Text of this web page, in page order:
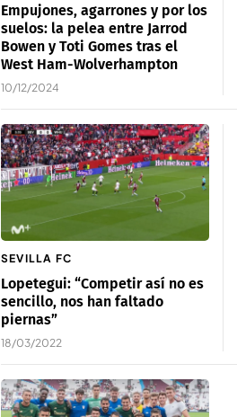
Empujones, agarrones y por los
suelos: la pelea entre Jarrod
Bowen y Toti Gomes tras el
West Ham-Wolverhampton
10/12/2024
SEVILLA FC
Lopetegui: “Competir así no es
sencillo, nos han faltado
piernas”
18/03/2022